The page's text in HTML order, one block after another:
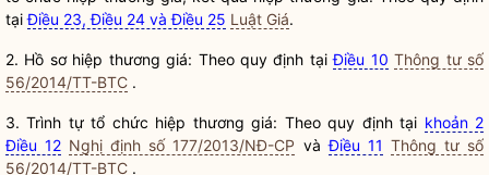
tạiĐiều 23, Điều 24 và Điều 25 Luật Giá.
2. Hồ sơ hiệp thương giá: Theo quy định tạiĐiều 10 Thông tư số
56/2014/TT-BTC .
3. Trình tự tổ chức hiệp thương giá: Theo quy định tại khoản 2
Điều 12 Nghị định số 177/2013/NĐ-CP vàĐiều 11 Thông tư số
56/2014/TT-BTC .